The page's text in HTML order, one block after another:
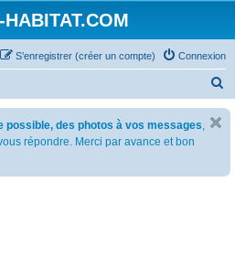
HABITAT.COM
Connexion
S’enregistrer (créer un compte)
e
possible, des photos à vos messages,
répondre. Merci par avance et bon